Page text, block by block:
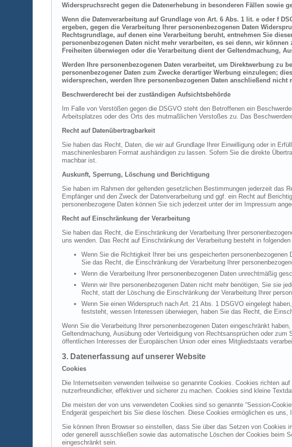
Widerspruchsrecht gegen die Datenerhebung in besonderen Fällen sowie
Wenn die Datenverarbeitung auf Grundlage von Art. 6 Abs. 1 lit. e oder f
ergeben, gegen die Verarbeitung Ihrer personenbezogenen Daten
Rechtsgrundlage, auf denen eine Verarbeitung beruht, entnehmen Sie
personenbezogenen Daten nicht mehr verarbeiten, es sei denn, wir
Freiheiten überwiegen oder die Verarbeitung dient der Geltendmachung,
Werden Ihre personenbezogenen Daten verarbeitet, um Direktwerbung zu
personenbezogener Daten zum Zwecke derartiger Werbung einzulegen;
widersprechen, werden Ihre personenbezogenen Daten anschließend
Beschwerderecht bei der zuständigen Aufsichtsbehörde
Im Falle von Verstößen gegen die DSGVO steht den Betroffenen ein
Arbeitsplatzes oder des Orts des mutmaßlichen Verstoßes zu. Das
Recht auf Datenübertragbarkeit
Sie haben das Recht, Daten, die wir auf Grundlage Ihrer Einwilligung oder in
maschinenlesbaren Format aushändigen zu lassen. Sofern Sie die direkte
machbar ist.
Auskunft, Sperrung, Löschung und Berichtigung
Sie haben im Rahmen der geltenden gesetzlichen Bestimmungen jederzeit das
Empfänger und den Zweck der Datenverarbeitung und ggf. ein Recht auf
personenbezogene Daten können Sie sich jederzeit unter der im Impressum
Recht auf Einschränkung der Verarbeitung
Sie haben das Recht, die Einschränkung der Verarbeitung Ihrer
uns wenden. Das Recht auf Einschränkung der Verarbeitung besteht in folgenden
Wenn Sie die Richtigkeit Ihrer bei uns gespeicherten
Sie das Recht, die Einschränkung der Verarbeitung Ihrer
Wenn die Verarbeitung Ihrer personenbezogenen Daten unrechtmäßig
Wenn wir Ihre personenbezogenen Daten nicht mehr benötigen, Sie sie
Recht, statt der Löschung die Einschränkung der Verarbeitung Ihrer
Wenn Sie einen Widerspruch nach Art. 21 Abs. 1 DSGVO eingelegt
feststeht, wessen Interessen überwiegen, haben Sie das Recht, die
Wenn Sie die Verarbeitung Ihrer personenbezogenen Daten eingeschränkt
Geltendmachung, Ausübung oder Verteidigung von Rechtsansprüchen oder
öffentlichen Interesses der Europäischen Union oder eines Mitgliedstaats
3. Datenerfassung auf unserer Website
Cookies
Die Internetseiten verwenden teilweise so genannte Cookies. Cookies richten
nutzerfreundlicher, effektiver und sicherer zu machen. Cookies sind kleine
Die meisten der von uns verwendeten Cookies sind so genannte “Session-
Endgerät gespeichert bis Sie diese löschen. Diese Cookies ermöglichen es
Sie können Ihren Browser so einstellen, dass Sie über das Setzen von Cookies
oder generell ausschließen sowie das automatische Löschen der Cookies beim
eingeschränkt sein.